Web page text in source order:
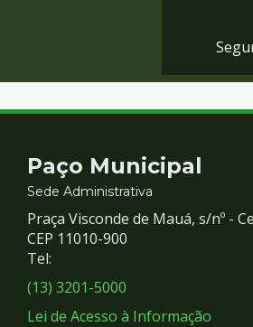
Contato
e
Redes
Sociais
Paço Municipal
Sede Administrativa
Praça Visconde de Mauá, s/nº -
CEP 11010-900
Tel:
(13) 3201-5000
Lei de Acesso à Informação